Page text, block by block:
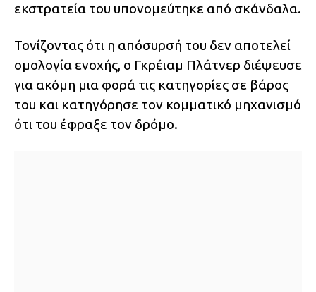
εκστρατεία του υπονομεύτηκε από σκάνδαλα.
Τονίζοντας ότι η απόσυρσή του δεν αποτελεί
ομολογία ενοχής, ο Γκρέιαμ Πλάτνερ διέψευσε
για ακόμη μια φορά τις κατηγορίες σε βάρος
του και κατηγόρησε τον κομματικό μηχανισμό
ότι του έφραξε τον δρόμο.